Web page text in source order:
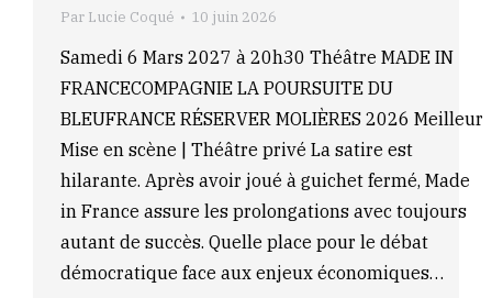
Par Lucie Coqué 10 juin 2026
Samedi 6 Mars 2027 à 20h30 Théâtre MADE IN
FRANCECOMPAGNIE LA POURSUITE DU
BLEUFRANCE RÉSERVER MOLIÈRES 2026 Meilleur
Mise en scène | Théâtre privé La satire est
hilarante. Après avoir joué à guichet fermé, Made
in France assure les prolongations avec toujours
autant de succès. Quelle place pour le débat
démocratique face aux enjeux économiques…